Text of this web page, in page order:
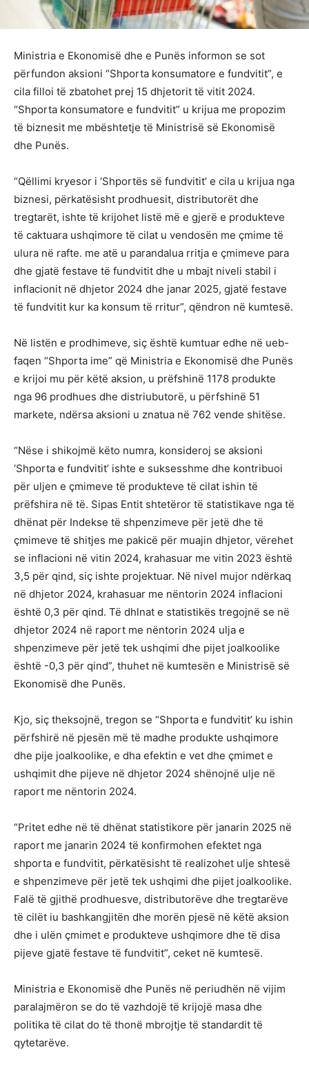
Ministria e Ekonomisë dhe e Punës informon se sot
përfundon aksioni “Shporta konsumatore e fundvitit”, e
cila filloi të zbatohet prej 15 dhjetorit të vitit 2024.
“Shporta konsumatore e fundvitit” u krijua me propozim
të biznesit me mbështetje të Ministrisë së Ekonomisë
dhe Punës.
“Qëllimi kryesor i ‘Shportës së fundvitit’ e cila u krijua nga
biznesi, përkatësisht prodhuesit, distributorët dhe
tregtarët, ishte të krijohet listë më e gjerë e produkteve
të caktuara ushqimore të cilat u vendosën me çmime të
ulura në rafte. me atë u parandalua rritja e çmimeve para
dhe gjatë festave të fundvitit dhe u mbajt niveli stabil i
inflacionit në dhjetor 2024 dhe janar 2025, gjatë festave
të fundvitit kur ka konsum të rritur”, qëndron në kumtesë.
Në listën e prodhimeve, siç është kumtuar edhe në ueb-
faqen “Shporta ime” që Ministria e Ekonomisë dhe Punës
e krijoi mu për këtë aksion, u prëfshinë 1178 produkte
nga 96 prodhues dhe distriubutorë, u përfshinë 51
markete, ndërsa aksioni u znatua në 762 vende shitëse.
“Nëse i shikojmë këto numra, konsideroj se aksioni
‘Shporta e fundvitit’ ishte e suksesshme dhe kontribuoi
për uljen e çmimeve të produkteve të cilat ishin të
prëfshira në të. Sipas Entit shtetëror të statistikave nga të
dhënat për Indekse të shpenzimeve për jetë dhe të
çmimeve të shitjes me pakicë për muajin dhjetor, vërehet
se inflacioni në vitin 2024, krahasuar me vitin 2023 është
3,5 për qind, siç ishte projektuar. Në nivel mujor ndërkaq
në dhjetor 2024, krahasuar me nëntorin 2024 inflacioni
është 0,3 për qind. Të dhlnat e statistikës tregojnë se në
dhjetor 2024 në raport me nëntorin 2024 ulja e
shpenzimeve për jetë tek ushqimi dhe pijet joalkoolike
është -0,3 për qind”, thuhet në kumtesën e Ministrisë së
Ekonomisë dhe Punës.
Kjo, siç theksojnë, tregon se “Shporta e fundvitit’ ku ishin
përfshirë në pjesën më të madhe produkte ushqimore
dhe pije joalkoolike, e dha efektin e vet dhe çmimet e
ushqimit dhe pijeve në dhjetor 2024 shënojnë ulje në
raport me nëntorin 2024.
“Pritet edhe në të dhënat statistikore për janarin 2025 në
raport me janarin 2024 të konfirmohen efektet nga
shporta e fundvitit, përkatësisht të realizohet ulje shtesë
e shpenzimeve për jetë tek ushqimi dhe pijet joalkoolike.
Falë të gjithë prodhuesve, distributorëve dhe tregtarëve
të cilët iu bashkangjitën dhe morën pjesë në këtë aksion
dhe i ulën çmimet e produkteve ushqimore dhe të disa
pijeve gjatë festave të fundvitit”, ceket në kumtesë.
Ministria e Ekonomisë dhe Punës në periudhën në vijim
paralajmëron se do të vazhdojë të krijojë masa dhe
politika të cilat do të thonë mbrojtje të standardit të
qytetarëve.